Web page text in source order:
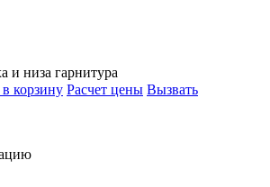
и низа гарнитура
корзину Расчет цены Вызвать